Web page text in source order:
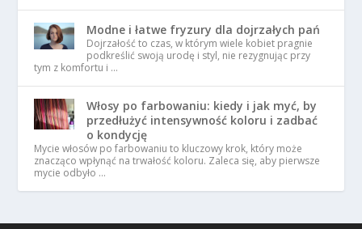
Modne i łatwe fryzury dla dojrzałych pań
Dojrzałość to czas, w którym wiele kobiet pragnie
podkreślić swoją urodę i styl, nie rezygnując przy
tym z komfortu i …
Włosy po farbowaniu: kiedy i jak myć, by
przedłużyć intensywność koloru i zadbać
o kondycję
Mycie włosów po farbowaniu to kluczowy krok, który może
znacząco wpłynąć na trwałość koloru. Zaleca się, aby pierwsze
mycie odbyło …